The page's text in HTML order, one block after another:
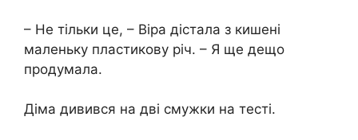
– Не тільки це, – Віра дістала з кишені
маленьку пластикову річ. – Я ще дещо
продумала.
Діма дивився на дві смужки на тесті.